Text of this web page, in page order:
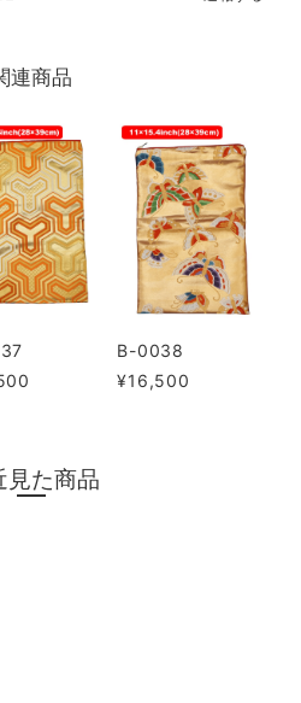
連商品
B-0038
¥16,500
見た商品